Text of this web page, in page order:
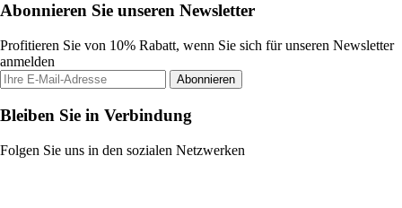
Abonnieren Sie unseren Newsletter
Profitieren Sie von 10% Rabatt, wenn Sie sich für unseren Newsletter
anmelden
Abonnieren
Bleiben Sie in Verbindung
Folgen Sie uns in den sozialen Netzwerken